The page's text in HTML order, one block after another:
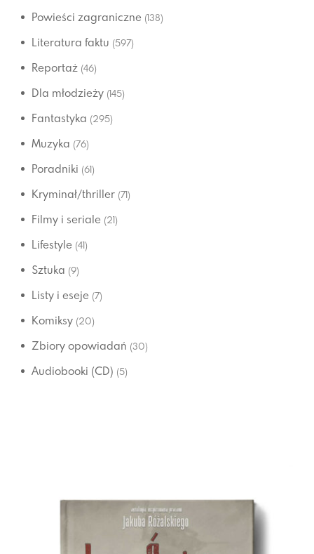
Powieści zagraniczne (138)
Literatura faktu (597)
Reportaż (46)
Dla młodzieży (145)
Fantastyka (295)
Muzyka (76)
Poradniki (61)
Kryminał/thriller (71)
Filmy i seriale (21)
Lifestyle (41)
Sztuka (9)
Listy i eseje (7)
Komiksy (20)
Zbiory opowiadań (30)
Audiobooki (CD) (5)